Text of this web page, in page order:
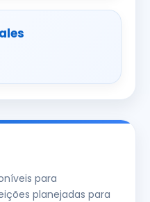
para
planejadas para